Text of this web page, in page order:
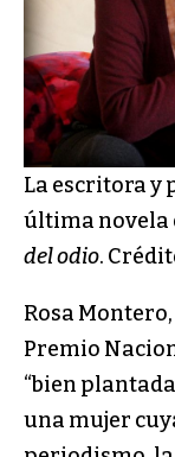
La escritora y
última novela
del odio.
Rosa
Premio
“bien
una mujer